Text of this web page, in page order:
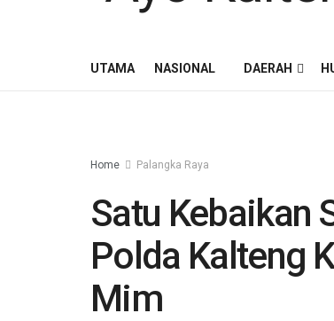
UTAMA NASIONAL DAERAH
Home Palangka Raya
Satu Kebaikan
Polda Kalteng
Mim